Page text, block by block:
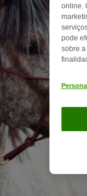
online.
pode
sobre